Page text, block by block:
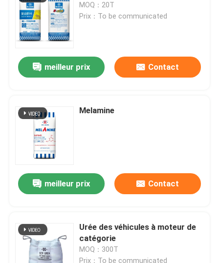
MOQ：20T
Prix：To be communicated
meilleur prix Contact
Melamine
meilleur prix Contact
Urée des véhicules à moteur de
catégorie
MOQ：300T
Prix：To be communicated